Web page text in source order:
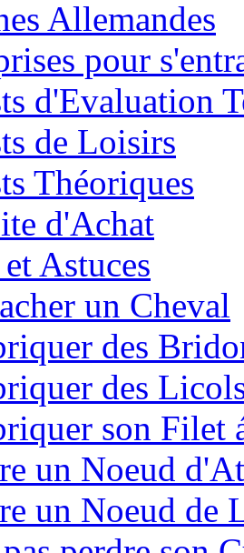
Allemandes
pour
d'Evaluation
de Loisirs
Théoriques
d'Achat
Astuces
un Cheval
des
des
son Filet
un Noeud
un Noeud de